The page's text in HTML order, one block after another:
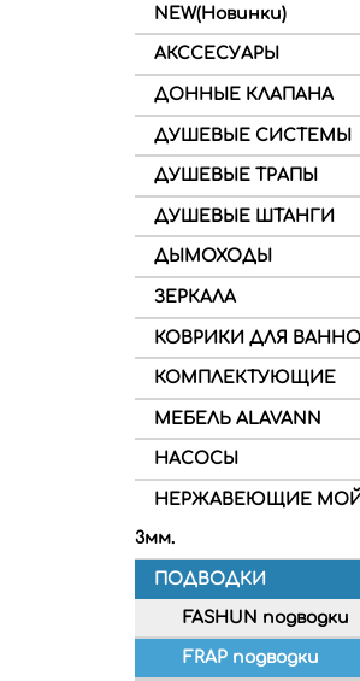
NEW(Новинки)
АКССЕСУАРЫ
ДОННЫЕ КЛАПАНА
ДУШЕВЫЕ СИСТЕМЫ
ДУШЕВЫЕ ТРАПЫ
ДУШЕВЫЕ ШТАНГИ
ДЫМОХОДЫ
ЗЕРКАЛА
КОВРИКИ ДЛЯ
КОМПЛЕКТУЮЩИЕ
МЕБЕЛЬ ALAVANN
НАСОСЫ
НЕРЖАВЕЮЩИЕ
3мм.
ПОДВОДКИ
FASHUN подводки
FRAP подводки